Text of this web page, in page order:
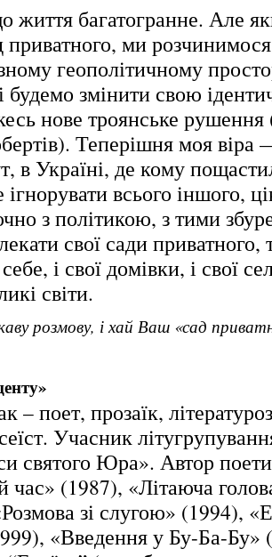
багатогранне. Але
приватного, ми
геополітичному
змінити свою
нове троянське
Теперішня моя
в Україні, де кому
всього іншого,
з політикою, з тими
свої сади
і свої домівки, і свої
світи.
розмову, і хай Ваш «сад
– поет, прозаїк,
Учасник
святого Юра». Автор
час» (1987), «Літаюча
зі слугою» (1994),
«Введення у Бу-Ба-Бу»